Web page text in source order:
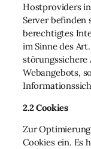
Hostproviders
Server befinden
berechtigtes
im Sinne des
störungssichere
Webangebots,
2.2 Cookies
Zur
Cookies ein. Es